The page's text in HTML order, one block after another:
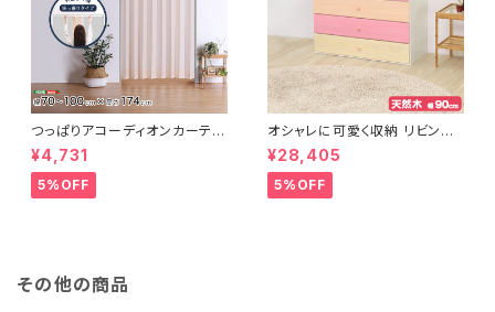
つっぱりアコーディオンカーテ
ン 100×174cm SH-16-TA
DC
¥4,731
5%OFF
オシャレに可愛く収納 リビング
用ローチェスト 4段 幅90cm
天然木（桐）日本製｜petora-
ペトラ- SH-08-PTR90
¥28,405
5%OFF
その他の商品